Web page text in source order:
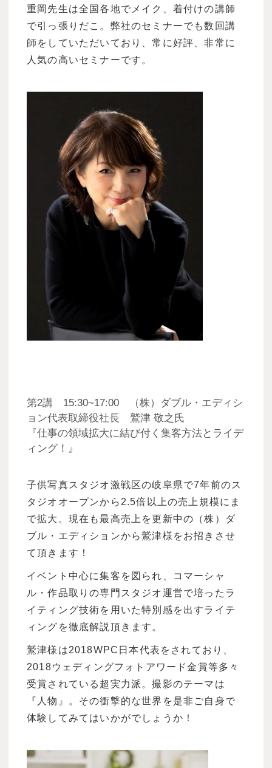
重岡先生は全国各地でメイク、着付けの講師
で引っ張りだこ。弊社のセミナーでも数回講
師をしていただいており、常に好評、非常に
人気の高いセミナーです。
第2講 15:30~17:00 （株）ダブル・エディシ
ョン代表取締役社長 鷲津 敬之氏
『仕事の領域拡大に結び付く集客方法とライデ
ィング！』
子供写真スタジオ激戦区の岐阜県で7年前のス
タジオオープンから2.5倍以上の売上規模にま
で拡大。現在も最高売上を更新中の（株）ダ
ブル・エディションから鷲津様をお招きさせ
て頂きます！
イベント中心に集客を図られ、コマーシャ
ル・作品取りの専門スタジオ運営で培ったラ
イティング技術を用いた特別感を出すライテ
ィングを徹底解説頂きます。
鷲津様は2018WPC日本代表をされており、
2018ウェディングフォトアワード金賞等多々
受賞されている超実力派。撮影のテーマは
『人物』。その衝撃的な世界を是非ご自身で
体験してみてはいかがでしょうか！